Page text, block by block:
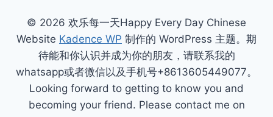
© 2026 欢乐每一天Happy Every Day Chinese
Website Kadence WP 制作的 WordPress 主题。期
待能和你认识并成为你的朋友，请联系我的
whatsapp或者微信以及手机号+8613605449077。
Looking forward to getting to know you and
becoming your friend. Please contact me on